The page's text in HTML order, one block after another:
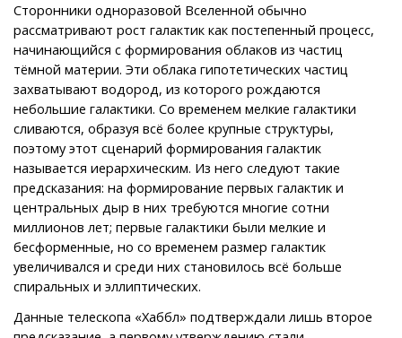
Сторонники одноразовой Вселенной обычно
рассматривают рост галактик как постепенный процесс,
начинающийся с формирования облаков из частиц
тёмной материи. Эти облака гипотетических частиц
захватывают водород, из которого рождаются
небольшие галактики. Со временем мелкие галактики
сливаются, образуя всё более крупные структуры,
поэтому этот сценарий формирования галактик
называется иерархическим. Из него следуют такие
предсказания: на формирование первых галактик и
центральных дыр в них требуются многие сотни
миллионов лет; первые галактики были мелкие и
бесформенные, но со временем размер галактик
увеличивался и среди них становилось всё больше
спиральных и эллиптических.
Данные телескопа «Хаббл» подтверждали лишь второе